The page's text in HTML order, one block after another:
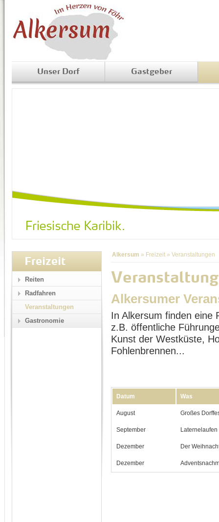
Unser Dorf Gastgeber
Alkersum » Freizeit » Veranstaltungen
Alkersumer
In Alkersum finden eine
z.B. öffentliche
Kunst der Westküste,
Fohlenbrennen...
Datum Was
August Großes
September Laternelaufen
Dezember Der
Dezember
Freizeit
Reiten
Radfahren
Veranstaltungen
Gastronomie